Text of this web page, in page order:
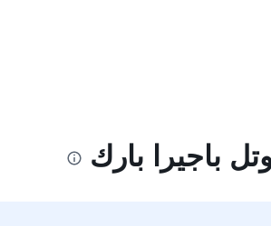
باجيرا بارك